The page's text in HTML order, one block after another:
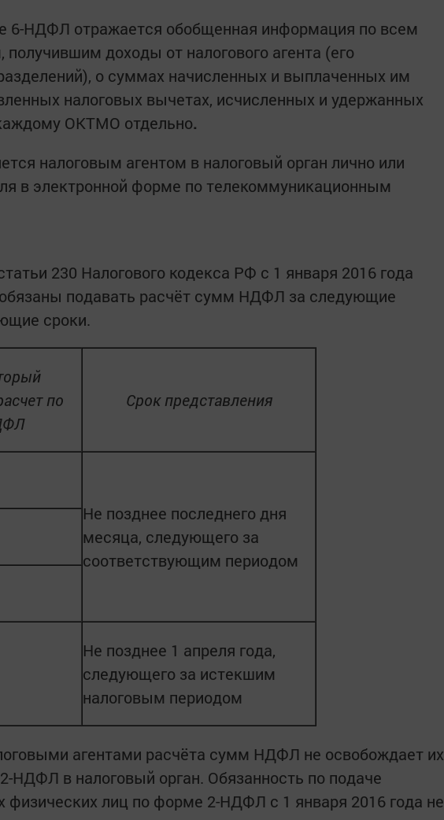
6-НДФЛ отражается обобщенная информация по всем
доходы от налогового агента (его
о суммах начисленных и выплаченных им
налоговых вычетах, исчисленных и удержанных
ОКТМО отдельно.
налоговым агентом в налоговый орган лично или
в электронной форме по телекоммуникационным
230 Налогового кодекса РФ с 1 января 2016 года
подавать расчёт сумм НДФЛ за следующие
сроки.
по
Срок представления
Не позднее последнего дня
месяца, следующего за
соответствующим периодом
Не позднее 1 апреля года,
следующего за истекшим
налоговым периодом
агентами расчёта сумм НДФЛ не освобождает их
НДФЛ в налоговый орган. Обязанность по подаче
физических лиц по форме 2-НДФЛ с 1 января 2016 года не